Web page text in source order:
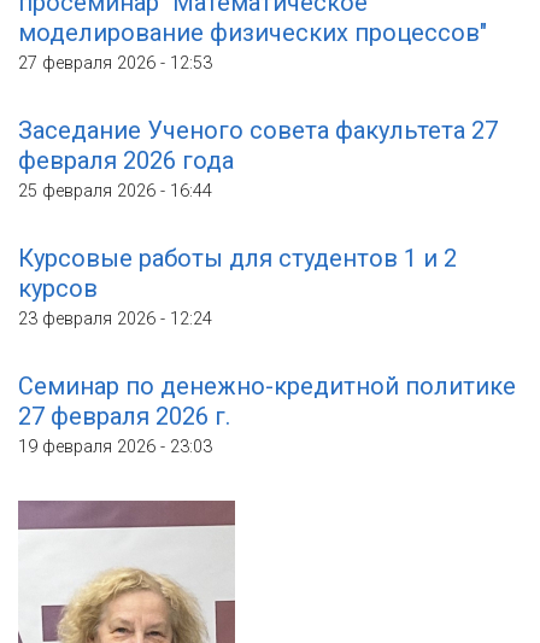
моделирование физических процессов"
27 февраля 2026 - 12:53
Заседание Ученого совета факультета 27
февраля 2026 года
25 февраля 2026 - 16:44
Курсовые работы для студентов 1 и 2
курсов
23 февраля 2026 - 12:24
Семинар по денежно-кредитной политике
27 февраля 2026 г.
19 февраля 2026 - 23:03